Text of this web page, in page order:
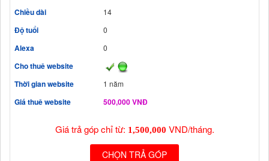
Chiều dài
14
Độ tuổi 0
Alexa 0
Cho thuê website
Thời gian website
1 năm
Giá thuê website 500,000 VNĐ
Giá trả góp chỉ từ: 1,500,000 VND/tháng.
CHỌN TRẢ GÓP